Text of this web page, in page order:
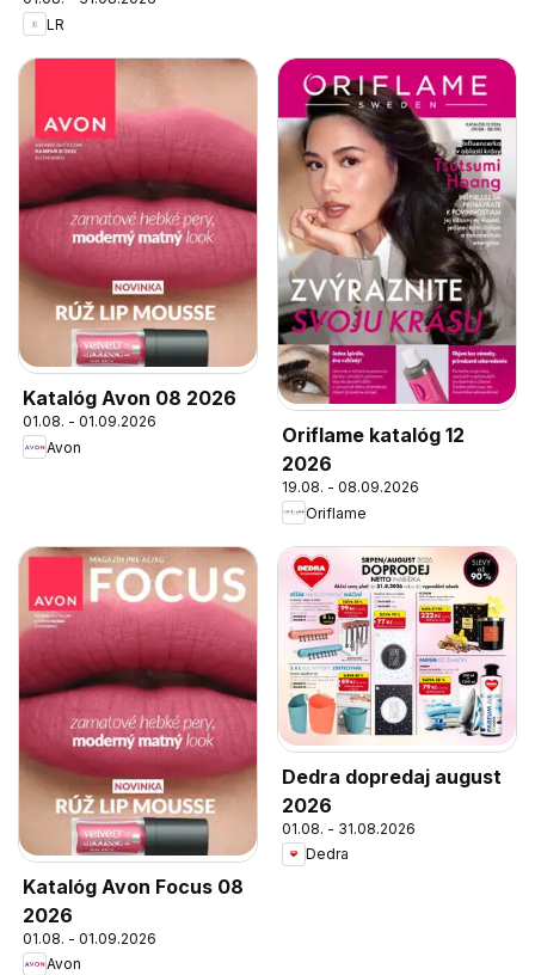
LR
Katalóg Avon 08 2026
01.08. - 01.09.2026
Avon
Oriflame katalóg 12
2026
19.08. - 08.09.2026
Oriflame
Katalóg Avon Focus 08
2026
01.08. - 01.09.2026
Avon
Dedra dopredaj august
2026
01.08. - 31.08.2026
Dedra